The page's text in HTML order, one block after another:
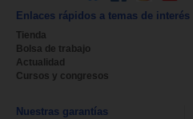
Enlaces rápidos a temas de interés
Tienda
Bolsa de trabajo
Actualidad
Cursos y congresos
Nuestras garantías